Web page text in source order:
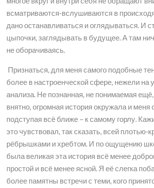
всматриваются-вслушиваются в
дано останавливаться и оглядываться. И
цыпочки, заглядывать в будущее. А там
не оборачиваясь.
Признаться, для меня самого подобные
более в настроенческой сфере, нежели на
анализа. Не познанная, не понимаемая
внятно, огромная история окружала и меня
подступая всё ближе – к самому горлу.
это чувствовал, так сказать, всей плотью-
рёбрышками и хребтом. И по ощущению
была великая эта история всё менее
простой и всё менее ясной. Я её слегка
более памятны встречи с теми, кого